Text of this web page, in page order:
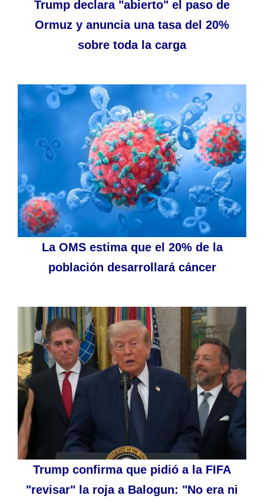
Trump declara "abierto" el paso de
Ormuz y anuncia una tasa del 20%
sobre toda la carga
La OMS estima que el 20% de la
población desarrollará cáncer
Trump confirma que pidió a la FIFA
"revisar" la roja a Balogun: "No era ni